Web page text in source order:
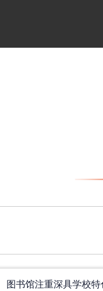
图书馆注重深具学校